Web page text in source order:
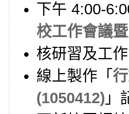
下午 4:00-
校工作會議
核研習及工
線上製作「
(1050412) 」